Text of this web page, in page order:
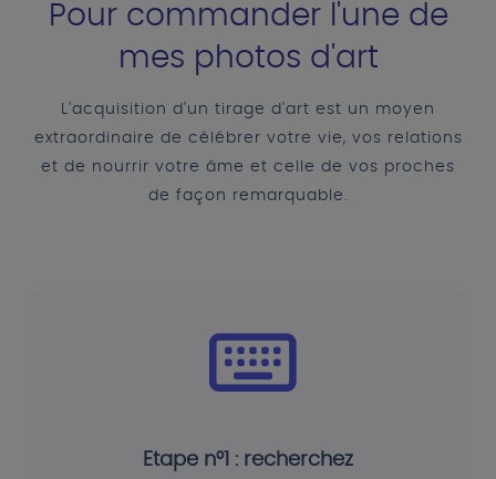
Pour commander l'une de
mes photos d'art
L'acquisition d'un tirage d'art est un moyen
extraordinaire de célébrer votre vie, vos relations
et de nourrir votre âme et celle de vos proches
de façon remarquable.
Etape n°1 : recherchez